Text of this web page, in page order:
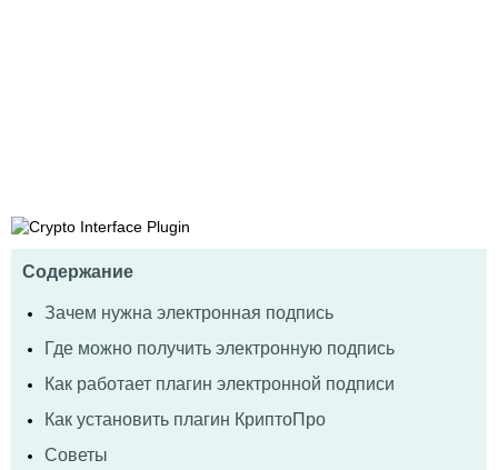
Содержание
Зачем нужна электронная подпись
Где можно получить электронную подпись
Как работает плагин электронной подписи
Как установить плагин КриптоПро
Советы